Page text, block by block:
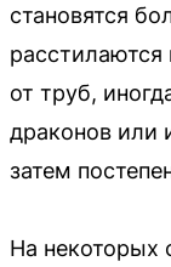
становятся
от труб,
драконов или
затем
На